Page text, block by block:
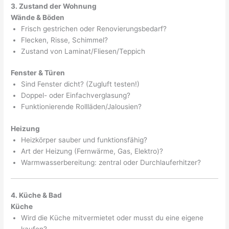
3. Zustand der Wohnung
Wände & Böden
Frisch gestrichen oder Renovierungsbedarf?
Flecken, Risse, Schimmel?
Zustand von Laminat/Fliesen/Teppich
Fenster & Türen
Sind Fenster dicht? (Zugluft testen!)
Doppel- oder Einfachverglasung?
Funktionierende Rollläden/Jalousien?
Heizung
Heizkörper sauber und funktionsfähig?
Art der Heizung (Fernwärme, Gas, Elektro)?
Warmwasserbereitung: zentral oder Durchlauferhitzer?
4. Küche & Bad
Küche
Wird die Küche mitvermietet oder musst du eine eigene